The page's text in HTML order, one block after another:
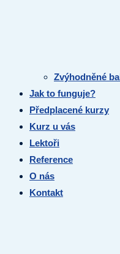
Zvýhodněné
Jak to funguje?
Předplacené kurzy
Kurz u vás
Lektoři
Reference
O nás
Kontakt